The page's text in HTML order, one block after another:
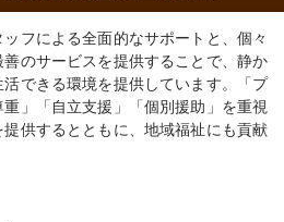
ッフによる全面的なサポートと、個々
のサービスを提供することで、静か
できる環境を提供しています。「プ
」「自立支援」「個別援助」を重視
供するとともに、地域福祉にも貢献